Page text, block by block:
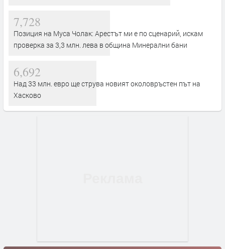
7,728
Позиция на Муса Чолак: Арестът ми е по сценарий, искам
проверка за 3,3 млн. лева в община Минерални бани
6,692
Над 33 млн. евро ще струва новият околовръстен път на
Хасково